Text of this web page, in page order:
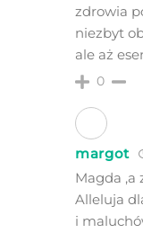
zdrowia
niezbyt
ale aż
0
margot
Magda ,a
Alleluja
i